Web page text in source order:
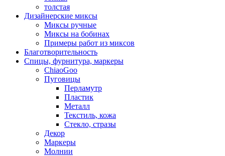
толстая
Дизайнерские миксы
Миксы ручные
Миксы на бобинах
Примеры работ из миксов
Благотворительность
Спицы, фурнитура, маркеры
ChiaoGoo
Пуговицы
Перламутр
Пластик
Металл
Текстиль, кожа
Стекло, стразы
Декор
Маркеры
Молнии